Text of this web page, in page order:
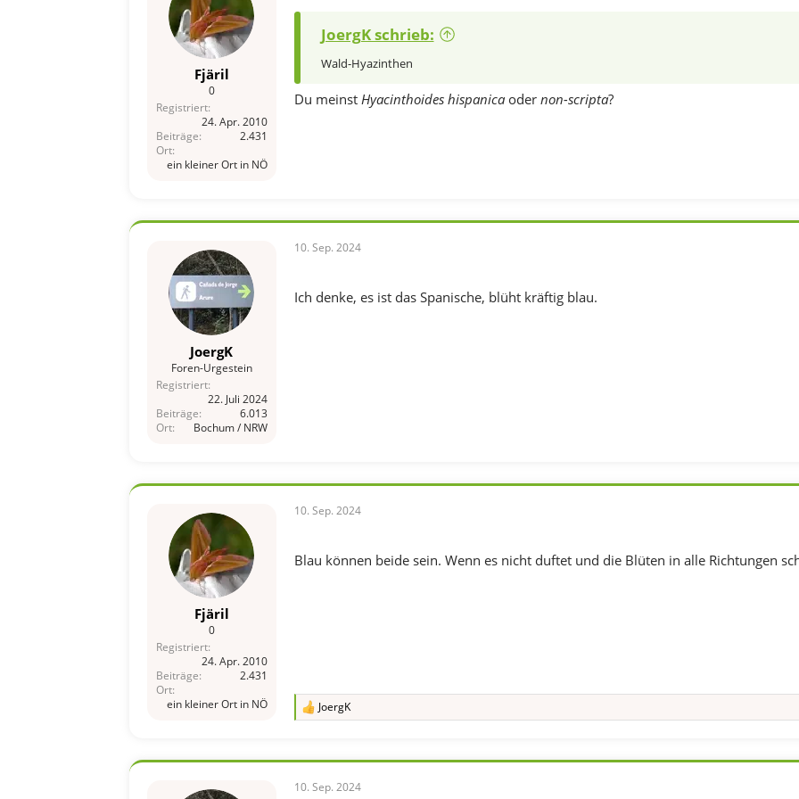
Fjäril
0
Registriert
24. Apr. 2010
Beiträge
2.431
Ort
ein kleiner Ort in NÖ
JoergK schrieb:
Wald-Hyazinthen
Du meinst Hyacinthoides hispanicaoder non-scripta?
JoergK
Foren-Urgestein
Registriert
22. Juli 2024
Beiträge
6.013
Ort
Bochum / NRW
10. Sep. 2024
Ich denke, es ist das Spanische, blüht kräftig blau.
Fjäril
0
Registriert
24. Apr. 2010
Beiträge
2.431
Ort
ein kleiner Ort in NÖ
10. Sep. 2024
Blau können beide sein. Wenn es nicht duftet und die Blüten in alle Richtungen
R
i
JoergK
10. Sep. 2024